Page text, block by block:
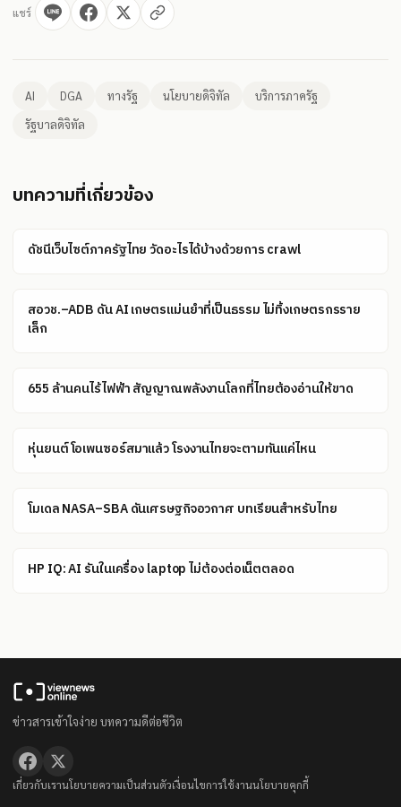
แชร์
AI DGA ทางรัฐ นโยบายดิจิทัล
บริการภาครัฐ
รัฐบาลดิจิทัล
บทความที่เกี่ยวข้อง
ดัชนีเว็บไซต์ภาครัฐไทย วัดอะไรได้บ้างด้วยการ crawl
สอวช.–ADB ดัน AI เกษตรแม่นยำที่เป็นธรรม ไม่ทิ้งเกษตรกรราย
เล็ก
655 ล้านคนไร้ไฟฟ้า สัญญาณพลังงานโลกที่ไทยต้องอ่านให้ขาด
หุ่นยนต์โอเพนซอร์สมาแล้ว โรงงานไทยจะตามทันแค่ไหน
โมเดล NASA–SBA ดันเศรษฐกิจอวกาศ บทเรียนสำหรับไทย
HP IQ: AI รันในเครื่อง laptop ไม่ต้องต่อเน็ตตลอด
ข่าวสารเข้าใจง่าย บทความดีต่อชีวิต
เกี่ยวกับเรานโยบายความเป็นส่วนตัวเงื่อนไขการใช้งานนโยบายคุกกี้